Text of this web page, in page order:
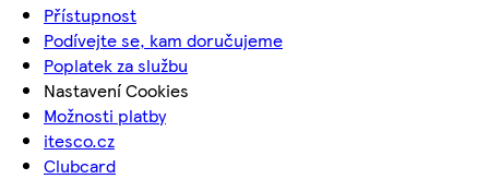
Přístupnost
Podívejte se, kam doručujeme
Poplatek za službu
Nastavení Cookies
Možnosti platby
itesco.cz
Clubcard